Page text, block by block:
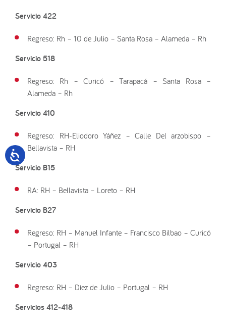
Servicio 422
Regreso: Rh – 10 de Julio – Santa Rosa – Alameda – Rh
Servicio 518
Regreso: Rh – Curicó – Tarapacá – Santa Rosa –
Alameda – Rh
Servicio 410
Regreso: RH-Eliodoro Yáñez – Calle Del arzobispo –
Bellavista – RH
Servicio B15
RA: RH – Bellavista – Loreto – RH
Servicio B27
Regreso: RH – Manuel Infante – Francisco Bilbao – Curicó
– Portugal – RH
Servicio 403
Regreso: RH – Diez de Julio – Portugal – RH
Servicios 412-418